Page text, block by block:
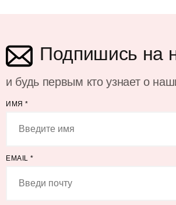
Подпишись на
и будь первым кто узнает о
ИМЯ *
EMAIL *